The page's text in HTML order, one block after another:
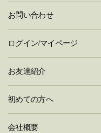
お問い合わせ
ログイン/マイページ
お友達紹介
初めての方へ
会社概要